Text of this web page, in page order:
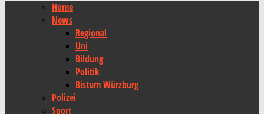
Home
News
Regional
Uni
Bildung
Politik
Bistum Würzburg
Polizei
Sport